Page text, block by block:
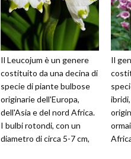
Il Leucojum è un genere
costituito da una decina di
specie di piante bulbose
originarie dell'Europa,
dell'Asia e del nord Africa.
I bulbi rotondi, con un
diametro di circa 5-7 cm,
Il